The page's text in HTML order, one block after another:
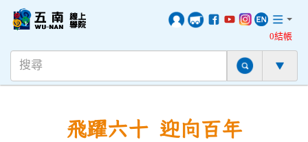
0結帳
飛躍六十 迎向百年